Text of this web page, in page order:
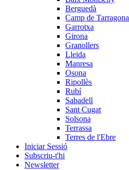
Berguedà
Camp de Tarragona
Garrotxa
Girona
Granollers
Lleida
Manresa
Osona
Ripollès
Rubí
Sabadell
Sant Cugat
Solsona
Terrassa
Terres de l'Ebre
Iniciar Sessió
Subscriu-t'hi
Newsletter